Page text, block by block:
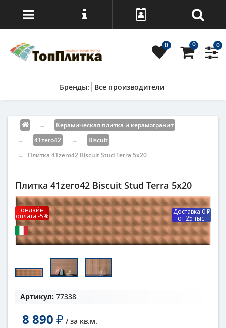
0 0
0
Все производители
→
Керамическая плитка и керамогранит
→
41zero42 →
Biscuit
→
Плитка 41zero42 Biscuit Stud Terra 5х20
Плитка 41zero42 Biscuit Stud Terra 5х20
Доставка 0 ₽
от 25 тыс.
онлайн
оплата -5%
Артикул: 77338
8 890 ₽ / за кв.м.